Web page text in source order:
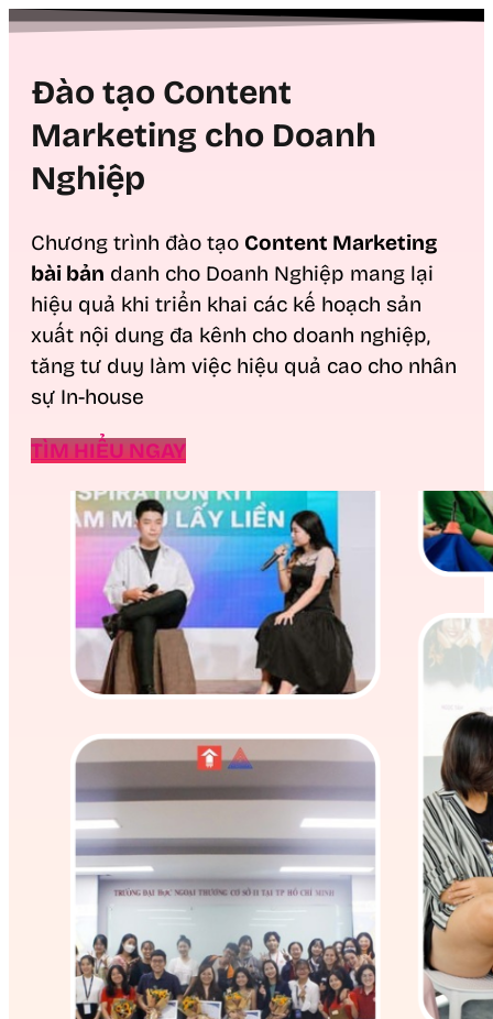
Đào tạo Content
Marketing cho Doanh
Nghiệp
Chương trình đào tạo Content Marketing
bài bản danh cho Doanh Nghiệp mang lại
hiệu quả khi triển khai các kế hoạch sản
xuất nội dung đa kênh cho doanh nghiệp,
tăng tư duy làm việc hiệu quả cao cho nhân
sự In-house
TÌM HIỂU NGAY